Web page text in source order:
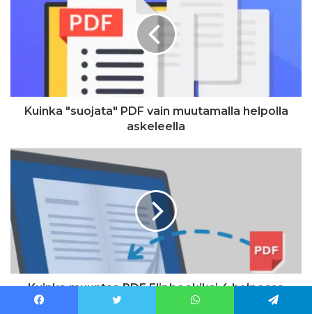
Kuinka "suojata" PDF vain muutamalla helpolla
askeleella
Kuinka muuntaa PDF Flipbookiksi 4 helpossa